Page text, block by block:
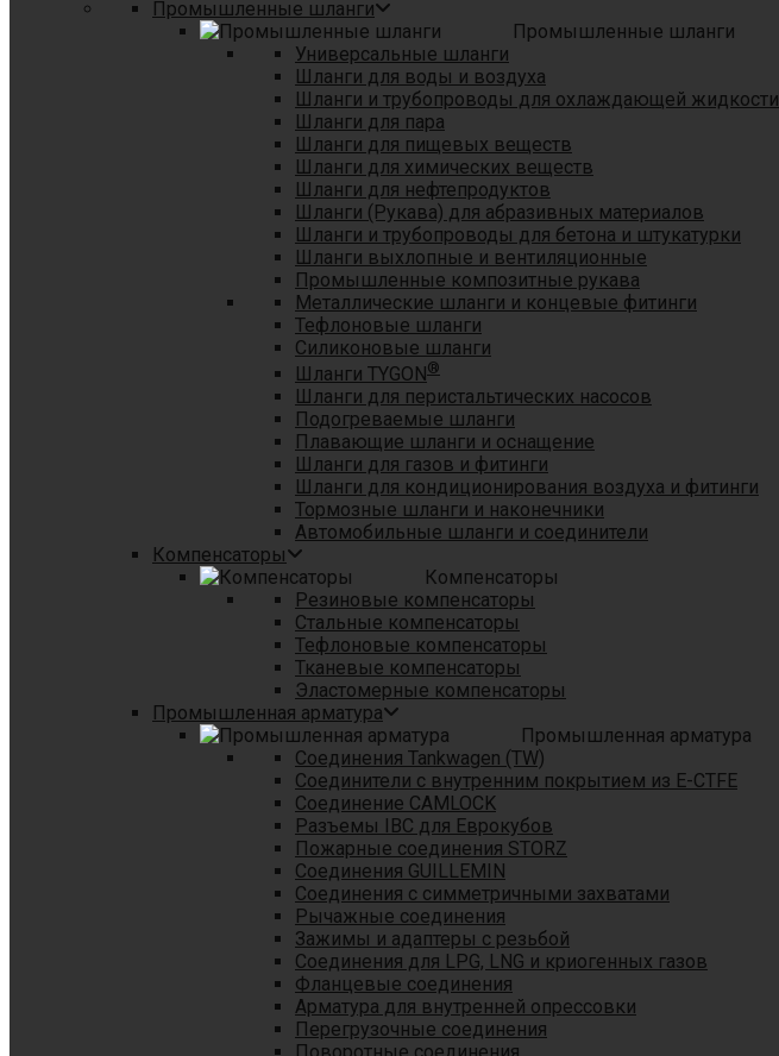
Промышленные шланги
Промышленные шланги
Универсальные шланги
Шланги для воды и воздуха
Шланги и трубопроводы для охлаждающей жидкости
Шланги для пара
Шланги для пищевых веществ
Шланги для химических веществ
Шланги для нефтепродуктов
Шланги (Рукава) для абразивных материалов
Шланги и трубопроводы для бетона и штукатурки
Шланги выхлопные и вентиляционные
Промышленные композитные рукава
Металлические шланги и концевые фитинги
Тефлоновые шланги
Силиконовые шланги
Шланги TYGON®
Шланги для перистальтических насосов
Подогреваемые шланги
Плавающие шланги и оснащение
Шланги для газов и фитинги
Шланги для кондиционирования воздуха и фитинги
Тормозные шланги и наконечники
Автомобильные шланги и соединители
Компенсаторы
Компенсаторы
Резиновые компенсаторы
Стальные компенсаторы
Тефлоновые компенсаторы
Тканевые компенсаторы
Эластомерные компенсаторы
Промышленная арматура
Промышленная арматура
Соединения Tankwagen (TW)
Соединители с внутренним покрытием из E-CTFE
Соединение CAMLOCK
Разъемы IBC для Еврокубов
Пожарные соединения STORZ
Соединения GUILLEMIN
Соединения с симметричными захватами
Рычажные соединения
Зажимы и адаптеры с резьбой
Соединения для LPG, LNG и криогенных газов
Фланцевые соединения
Арматура для внутренней опрессовки
Перегрузочные соединения